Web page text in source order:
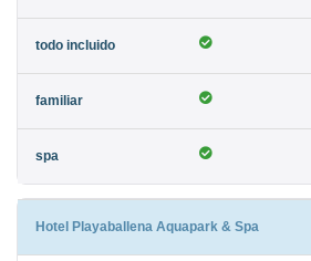
Hotel Playaballena Aquapark & Spa